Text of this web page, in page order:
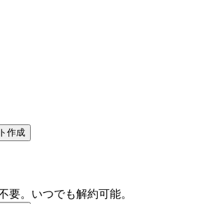
作成
要。いつでも解約可能。